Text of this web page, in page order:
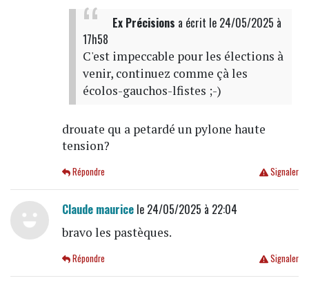
Ex Précisions a écrit le 24/05/2025 à
17h58
C'est impeccable pour les élections à
venir, continuez comme çà les
écolos-gauchos-lfistes ;-)
drouate qu a petardé un pylone haute
tension?
Signaler
Répondre
Claude mauricele 24/05/2025 à 22:04
bravo les pastèques.
Signaler
Répondre